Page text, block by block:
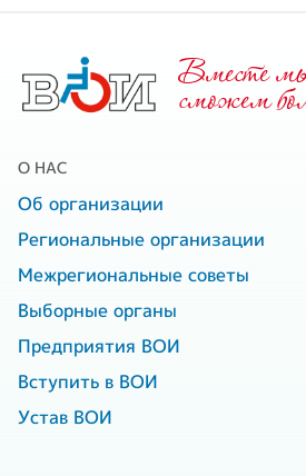
1 группы, чел.
2 группы, чел.
Число местных
организаций
Число первичных
организаций
Вместе
cможем
О НАС
Об организации
Региональные организации
Межрегиональные советы
Выборные органы
Предприятия ВОИ
Вступить в ВОИ
Устав ВОИ